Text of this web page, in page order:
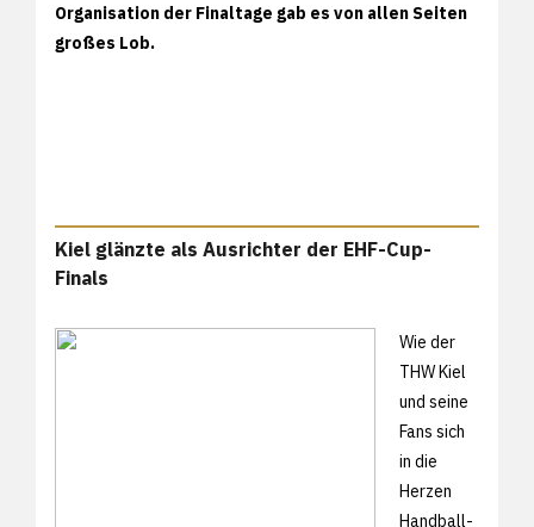
Organisation der Finaltage gab es von allen Seiten
großes Lob.
Kiel glänzte als Ausrichter der EHF-Cup-
Finals
Wie der
THW Kiel
und seine
Fans sich
in die
Herzen
Handball-